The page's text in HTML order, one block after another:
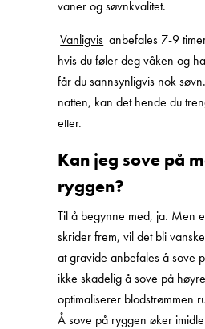
vaner og søvnkvalitet.
Vanligvis anbefales 7-9
hvis du føler deg våken og
får du sannsynligvis nok
natten, kan det hende du
etter.
Kan jeg sove på
ryggen?
Til å begynne med, ja. Men
skrider frem, vil det bli
at gravide anbefales å sove
ikke skadelig å sove på
optimaliserer blodstrømmen
Å sove på ryggen øker